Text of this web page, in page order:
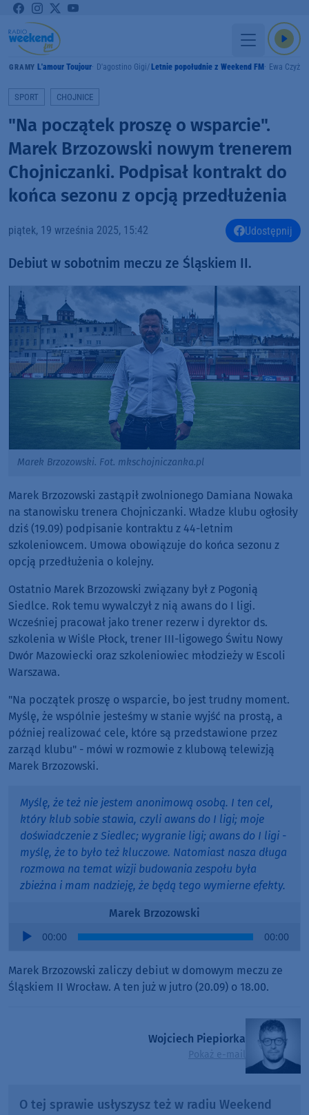
GRAMY L'amour Toujour D'agostino Gigi Letnie popołudnie z Weekend FM Ewa Czyż
SPORT CHOJNICE
"Na początek proszę o wsparcie".
Marek Brzozowski nowym trenerem
Chojniczanki. Podpisał kontrakt do
końca sezonu z opcją przedłużenia
piątek, 19 września 2025, 15:42 Udostępnij
Debiut w sobotnim meczu ze Śląskiem II.
Marek Brzozowski. Fot. mkschojniczanka.pl
Marek Brzozowski zastąpił zwolnionego Damiana Nowaka
na stanowisku trenera Chojniczanki. Władze klubu ogłosiły
dziś (19.09) podpisanie kontraktu z 44-letnim
szkoleniowcem. Umowa obowiązuje do końca sezonu z
opcją przedłużenia o kolejny.
Ostatnio Marek Brzozowski związany był z Pogonią
Siedlce. Rok temu wywalczył z nią awans do I ligi.
Wcześniej pracował jako trener rezerw i dyrektor ds.
szkolenia w Wiśle Płock, trener III-ligowego Świtu Nowy
Dwór Mazowiecki oraz szkoleniowiec młodzieży w Escoli
Warszawa.
"Na początek proszę o wsparcie, bo jest trudny moment.
Myślę, że wspólnie jesteśmy w stanie wyjść na prostą, a
później realizować cele, które są przedstawione przez
zarząd klubu" - mówi w rozmowie z klubową telewizją
Marek Brzozowski.
Myślę, że też nie jestem anonimową osobą. I ten cel,
który klub sobie stawia, czyli awans do I ligi; moje
doświadczenie z Siedlec; wygranie ligi; awans do I ligi -
myślę, że to było też kluczowe. Natomiast nasza długa
rozmowa na temat wizji budowania zespołu była
zbieżna i mam nadzieję, że będą tego wymierne efekty.
Marek Brzozowski
Audio
00:00 00:00
Marek Brzozowski zaliczy debiut w domowym meczu ze
Śląskiem II Wrocław. A ten już w jutro (20.09) o 18.00.
Wojciech Piepiorka
Pokaż e-mail
O tej sprawie usłyszysz też w radiu Weekend